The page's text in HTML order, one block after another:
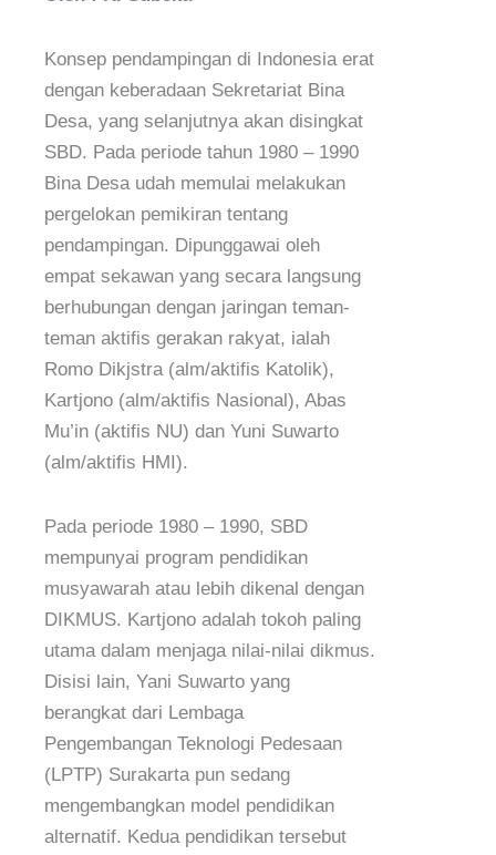
Konsep pendampingan di Indonesia erat
dengan keberadaan Sekretariat Bina
Desa, yang selanjutnya akan disingkat
SBD. Pada periode tahun 1980 – 1990
Bina Desa udah memulai melakukan
pergelokan pemikiran tentang
pendampingan. Dipunggawai oleh
empat sekawan yang secara langsung
berhubungan dengan jaringan teman-
teman aktifis gerakan rakyat, ialah
Romo Dikjstra (alm/aktifis Katolik),
Kartjono (alm/aktifis Nasional), Abas
Mu’in (aktifis NU) dan Yuni Suwarto
(alm/aktifis HMI).
Pada periode 1980 – 1990, SBD
mempunyai program pendidikan
musyawarah atau lebih dikenal dengan
DIKMUS. Kartjono adalah tokoh paling
utama dalam menjaga nilai-nilai dikmus.
Disisi lain, Yani Suwarto yang
berangkat dari Lembaga
Pengembangan Teknologi Pedesaan
(LPTP) Surakarta pun sedang
mengembangkan model pendidikan
alternatif. Kedua pendidikan tersebut